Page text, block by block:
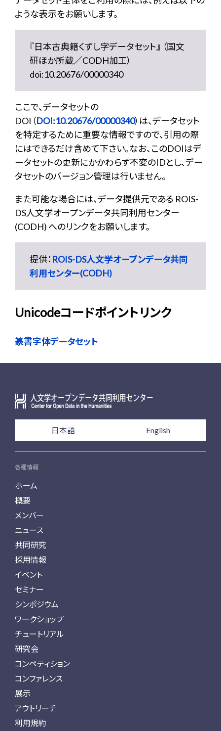
ような表示をお願いします。
『日本古典籍くずし字データセット』 （国文
研ほか所蔵／CODH加工）
doi:10.20676/00000340
ここで、データセットの
DOI（DOI:10.20676/00000340）は、データセット
を特定するために重要な情報ですので、引用の際
にはできるだけ含めて下さい。なお、このDOIはデ
ータセットの更新にかかわらず不変のIDとし、デー
タセットのバージョン管理は行いません。
また可能な場合には、データ提供元である ROIS-
DS人文学オープンデータ共同利用センター
(CODH) へのリンクをお願いします。
提供： ROIS-DS人文学オープンデータ共同
利用センター(CODH)
Unicodeコードポイントリンク
篆書字体データセット
日本語 English
各種情報
ホーム
概要
メンバー
ニュース
共同研究
採用情報
イベント
セミナー
シンポジウム
ワークショップ
チュートリアル
研究会
コンペティション
コンファレンス
展示
アウトリーチ
利用規約